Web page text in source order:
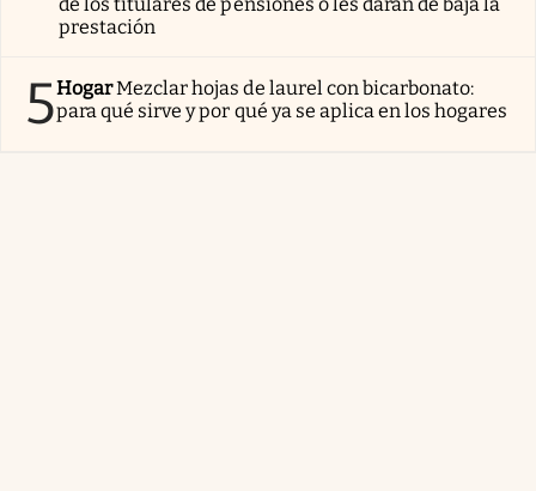
prestación
5HogarMezclar hojas de laurel con bicarbonato:
para qué sirve y por qué ya se aplica en los hogares